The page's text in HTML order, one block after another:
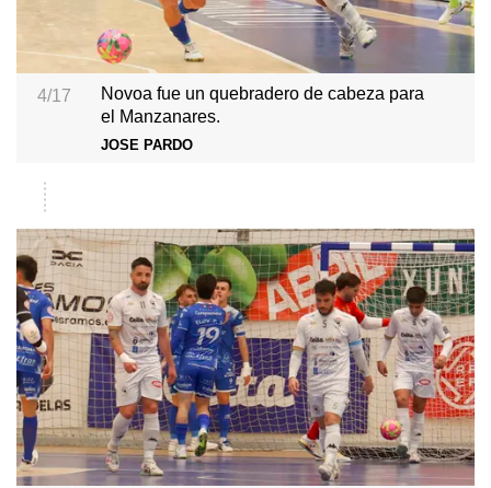
4/17
Novoa fue un quebradero de cabeza para
el Manzanares.
JOSE PARDO